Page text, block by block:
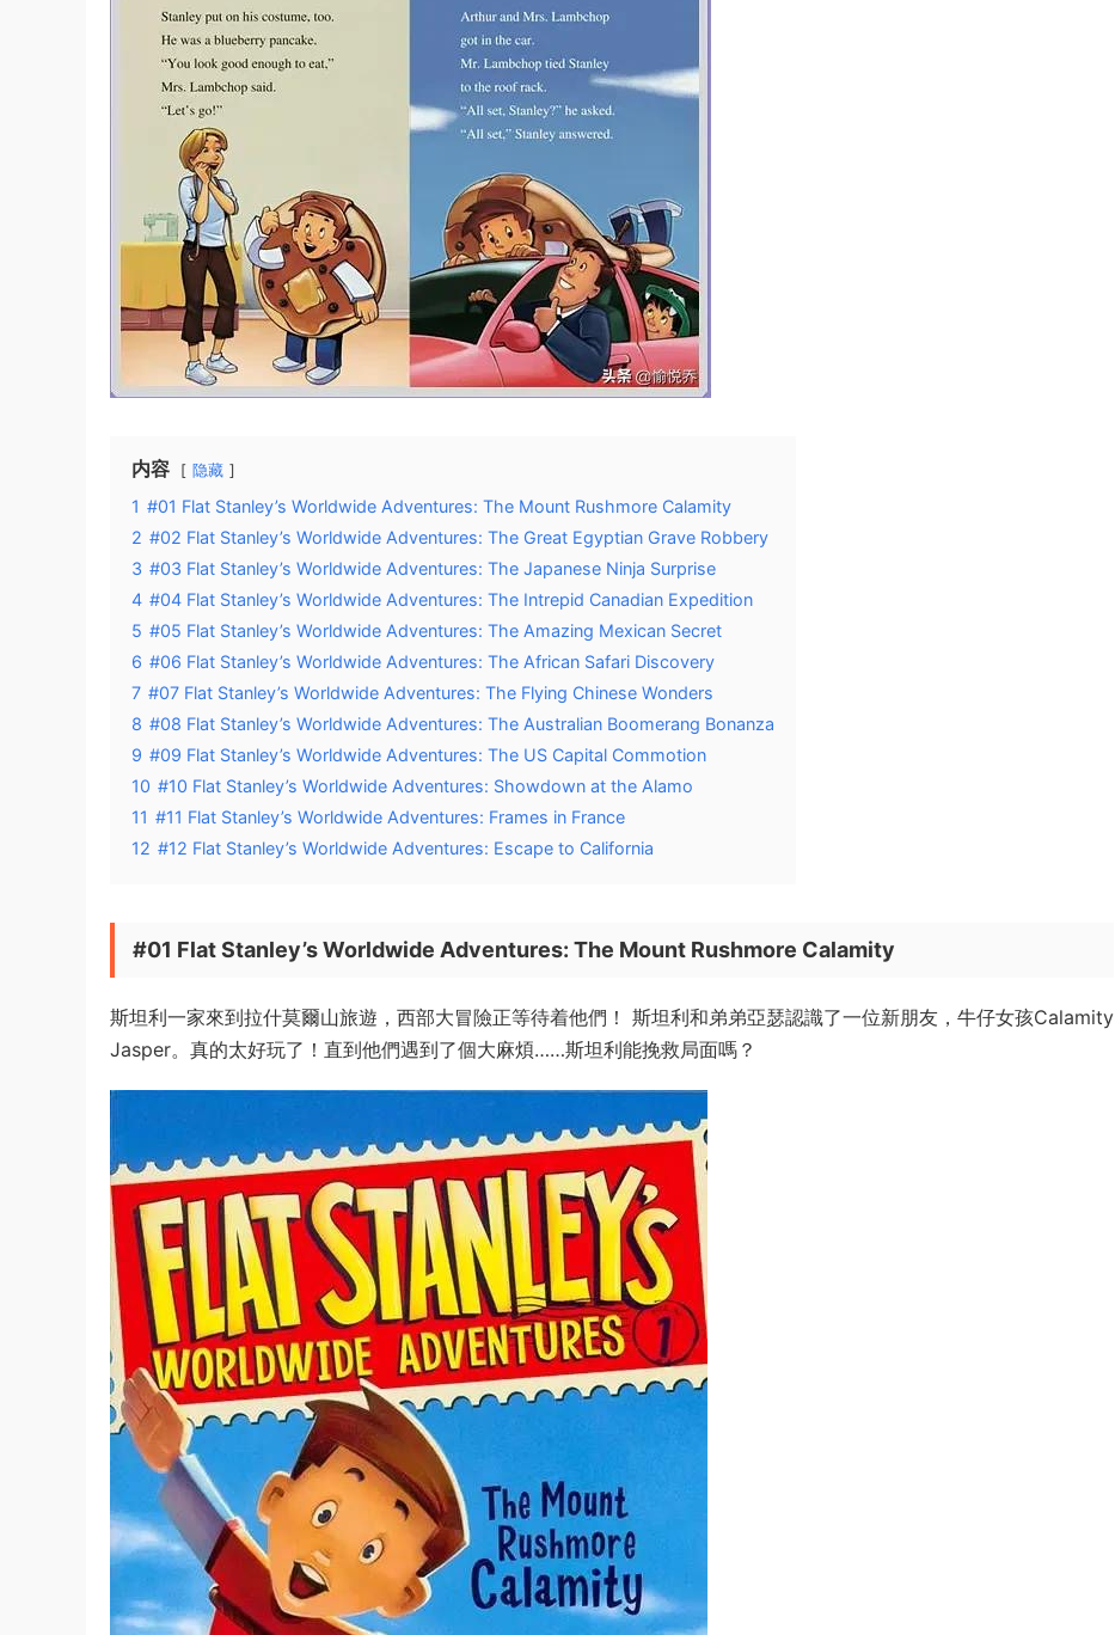
内容 隐藏
1 #01 Flat Stanley’s Worldwide Adventures: The Mount Rushmore Calamity
2 #02 Flat Stanley’s Worldwide Adventures: The Great Egyptian Grave Robbery
3 #03 Flat Stanley’s Worldwide Adventures: The Japanese Ninja Surprise
4 #04 Flat Stanley’s Worldwide Adventures: The Intrepid Canadian Expedition
5 #05 Flat Stanley’s Worldwide Adventures: The Amazing Mexican Secret
6 #06 Flat Stanley’s Worldwide Adventures: The African Safari Discovery
7 #07 Flat Stanley’s Worldwide Adventures: The Flying Chinese Wonders
8 #08 Flat Stanley’s Worldwide Adventures: The Australian Boomerang Bonanza
9 #09 Flat Stanley’s Worldwide Adventures: The US Capital Commotion
10 #10 Flat Stanley’s Worldwide Adventures: Showdown at the Alamo
11 #11 Flat Stanley’s Worldwide Adventures: Frames in France
12 #12 Flat Stanley’s Worldwide Adventures: Escape to California
#01 Flat Stanley’s Worldwide Adventures: The Mount Rushmore Calamity
斯坦利一家來到拉什莫爾山旅遊，西部大冒險正等待着他們！ 斯坦利和弟弟亞瑟認識了一位新朋友，牛仔女孩Calamity
Jasper。真的太好玩了！直到他們遇到了個大麻煩……斯坦利能挽救局面嗎？